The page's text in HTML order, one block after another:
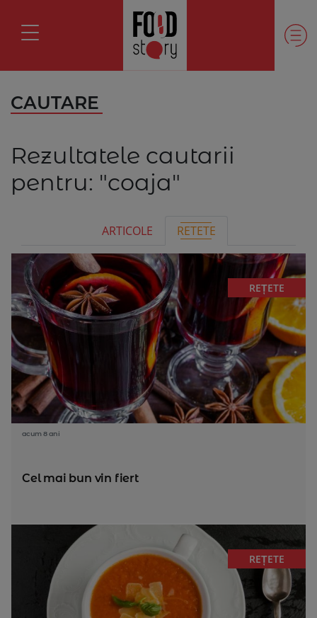
CAUTARE
Rezultatele cautarii
pentru: "coaja"
ARTICOLE RETETE
REȚETE
acum 8 ani
Cel mai bun vin fiert
REȚETE